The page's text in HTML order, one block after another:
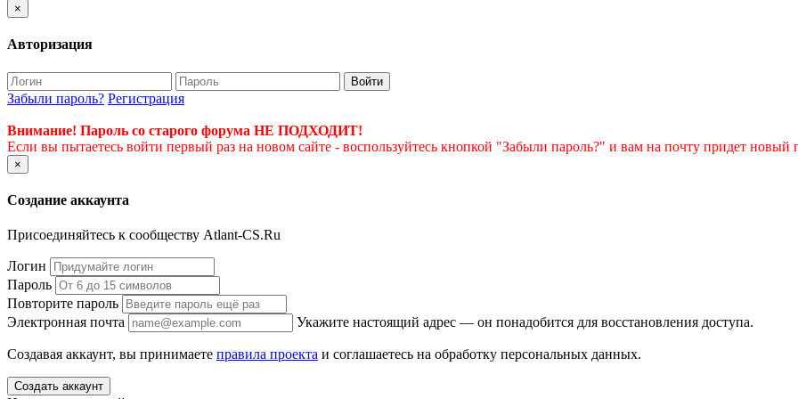
×
Авторизация
Войти
Забыли пароль? Регистрация
Внимание! Пароль со старого форума НЕ ПОДХОДИТ!
Если вы пытаетесь войти первый раз на новом сайте - воспользуйтесь кнопкой "Забыли пароль?" и вам на почту придет новый
×
Создание аккаунта
Присоединяйтесь к сообществу Atlant-CS.Ru
Логин
Пароль
Повторите пароль
Электронная почта
Укажите настоящий адрес — он понадобится для восстановления доступа.
Создавая аккаунт, вы принимаете правила проекта и соглашаетесь на обработку персональных данных.
Создать аккаунт